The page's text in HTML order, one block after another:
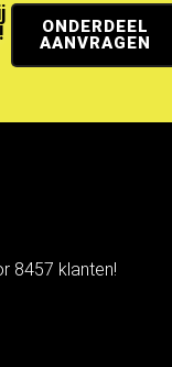
ONDERDEEL
AANVRAGEN
8457 klanten!